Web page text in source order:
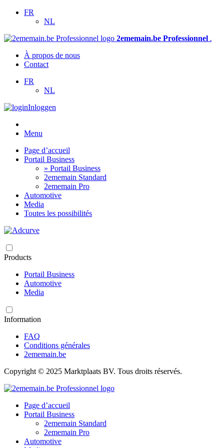
FR
NL
2ememain.be Professionnel .
À propos de nous
Contact
FR
NL
Inloggen
Menu
Page d’accueil
Portail Business
» Portail Business
2ememain Standard
2ememain Pro
Automotive
Media
Toutes les possibilités
Products
Portail Business
Automotive
Media
Information
FAQ
Conditions générales
2ememain.be
Copyright © 2025 Marktplaats BV. Tous droits réservés.
Page d’accueil
Portail Business
2ememain Standard
2ememain Pro
Automotive